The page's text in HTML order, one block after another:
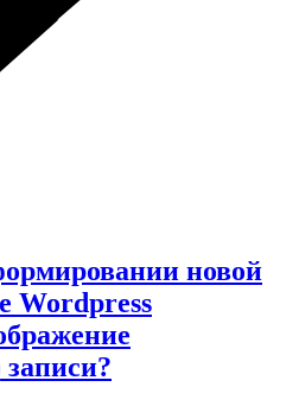
новой
Wordpress